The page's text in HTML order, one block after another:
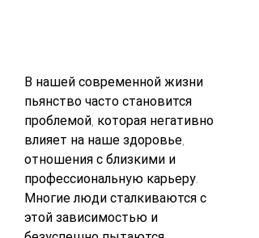
В нашей современной жизни
пьянство часто становится
проблемой, которая негативно
влияет на наше здоровье,
отношения с близкими и
профессиональную карьеру.
Многие люди сталкиваются с
этой зависимостью и